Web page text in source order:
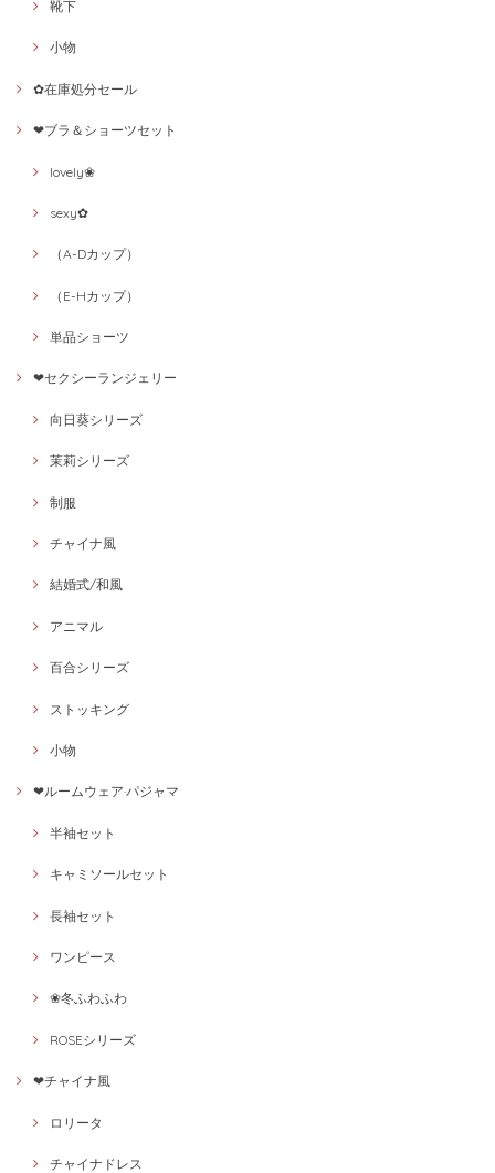
靴下
小物
✿在庫処分セール
❤ブラ＆ショーツセット
lovely❀
sexy✿
（A-Dカップ）
（E-Hカップ）
単品ショーツ
❤セクシーランジェリー
向日葵シリーズ
茉莉シリーズ
制服
チャイナ風
結婚式/和風
アニマル
百合シリーズ
ストッキング
小物
❤ルームウェア·パジャマ
半袖セット
キャミソールセット
長袖セット
ワンピース
❀冬ふわふわ
ROSEシリーズ
❤チャイナ風
ロリータ
チャイナドレス